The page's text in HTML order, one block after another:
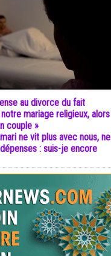
au divorce du fait
mariage religieux, alors
couple »
ne vit plus avec nous, ne
: suis-je encore